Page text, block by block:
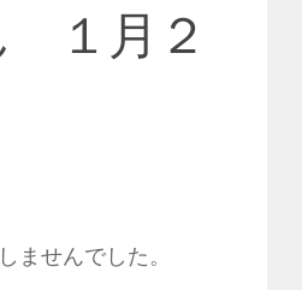
１月２
ませんでした。